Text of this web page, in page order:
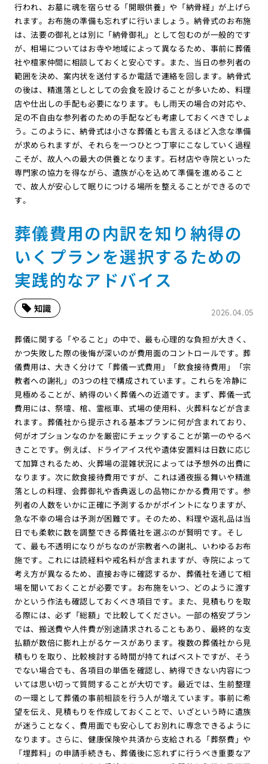
行われ、お墓に魂を宿らせる「開眼供養」や「納骨経」が上げら
れます。お布施の準備も忘れずに行いましょう。納骨式のお布施
は、法要の御礼とは別に「納骨御礼」として包むのが一般的です
が、相場についてはお寺や地域によって異なるため、事前に葬儀
社や檀家仲間に相談しておくと安心です。また、当日の参列者の
範囲を決め、案内状を送付するか電話で連絡を回します。納骨式
の後は、精進落としとしての会食を設けることが多いため、料理
店や仕出しの手配も必要になります。もし雨天の場合の対応や、
足の不自由な参列者のための手配なども考慮しておくべきでしょ
う。このように、納骨式は小さな葬儀とも言えるほど入念な準備
が求められますが、それらを一つひとつ丁寧にこなしていく過程
こそが、故人への最大の供養となります。石材店や寺院といった
専門家の協力を得ながら、遺族が心を込めて準備を進めること
で、故人が安心して眠りにつける場所を整えることができるので
す。
葬儀費用の内訳を知り納得の
いくプランを選択するための
実践的なアドバイス
2026.04.05
知識
葬儀に関する「やること」の中で、最も心理的な負担が大きく、
かつ失敗した際の後悔が深いのが費用面のコントロールです。葬
儀費用は、大きく分けて「葬儀一式費用」「飲食接待費用」「宗
教者への謝礼」の3つの柱で構成されています。これらを冷静に
見極めることが、納得のいく葬儀への近道です。まず、葬儀一式
費用には、祭壇、棺、霊柩車、式場の使用料、火葬料などが含ま
れます。葬儀社から提示される基本プランに何が含まれており、
何がオプションなのかを厳密にチェックすることが第一のやるべ
きことです。例えば、ドライアイス代や遺体安置料は日数に応じ
て加算されるため、火葬場の混雑状況によっては予想外の出費に
なります。次に飲食接待費用ですが、これは通夜振る舞いや精進
落としの料理、会葬御礼や香典返しの品物にかかる費用です。参
列者の人数をいかに正確に予測するかがポイントになりますが、
急な不幸の場合は予測が困難です。そのため、料理や返礼品は当
日でも柔軟に数を調整できる葬儀社を選ぶのが賢明です。そし
て、最も不透明になりがちなのが宗教者への謝礼、いわゆるお布
施です。これには読経料や戒名料が含まれますが、寺院によって
考え方が異なるため、直接お寺に確認するか、葬儀社を通じて相
場を聞いておくことが必要です。お布施をいつ、どのように渡す
かという作法も確認しておくべき項目です。また、見積もりを取
る際には、必ず「総額」で比較してください。一部の格安プラン
では、搬送費や人件費が別途請求されることもあり、最終的な支
払額が数倍に膨れ上がるケースがあります。複数の葬儀社から見
積もりを取り、比較検討する時間が持てればベストですが、そう
でない場合でも、各項目の単価を確認し、納得できない内容につ
いては思い切って質問することが大切です。最近では、生前整理
の一環として葬儀の事前相談を行う人が増えています。事前に希
望を伝え、見積もりを作成しておくことで、いざという時に遺族
が迷うことなく、費用面でも安心してお別れに専念できるように
なります。さらに、健康保険や共済から支給される「葬祭費」や
「埋葬料」の申請手続きも、葬儀後に忘れずに行うべき重要なア